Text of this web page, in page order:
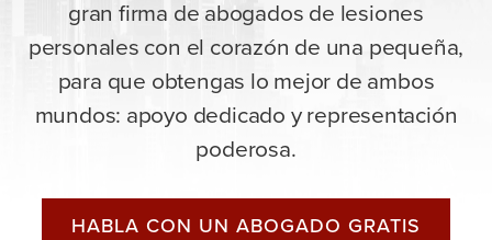
gran firma de abogados de lesiones
personales con el corazón de una pequeña,
para que obtengas lo mejor de ambos
mundos: apoyo dedicado y representación
poderosa.
HABLA CON UN ABOGADO GRATIS